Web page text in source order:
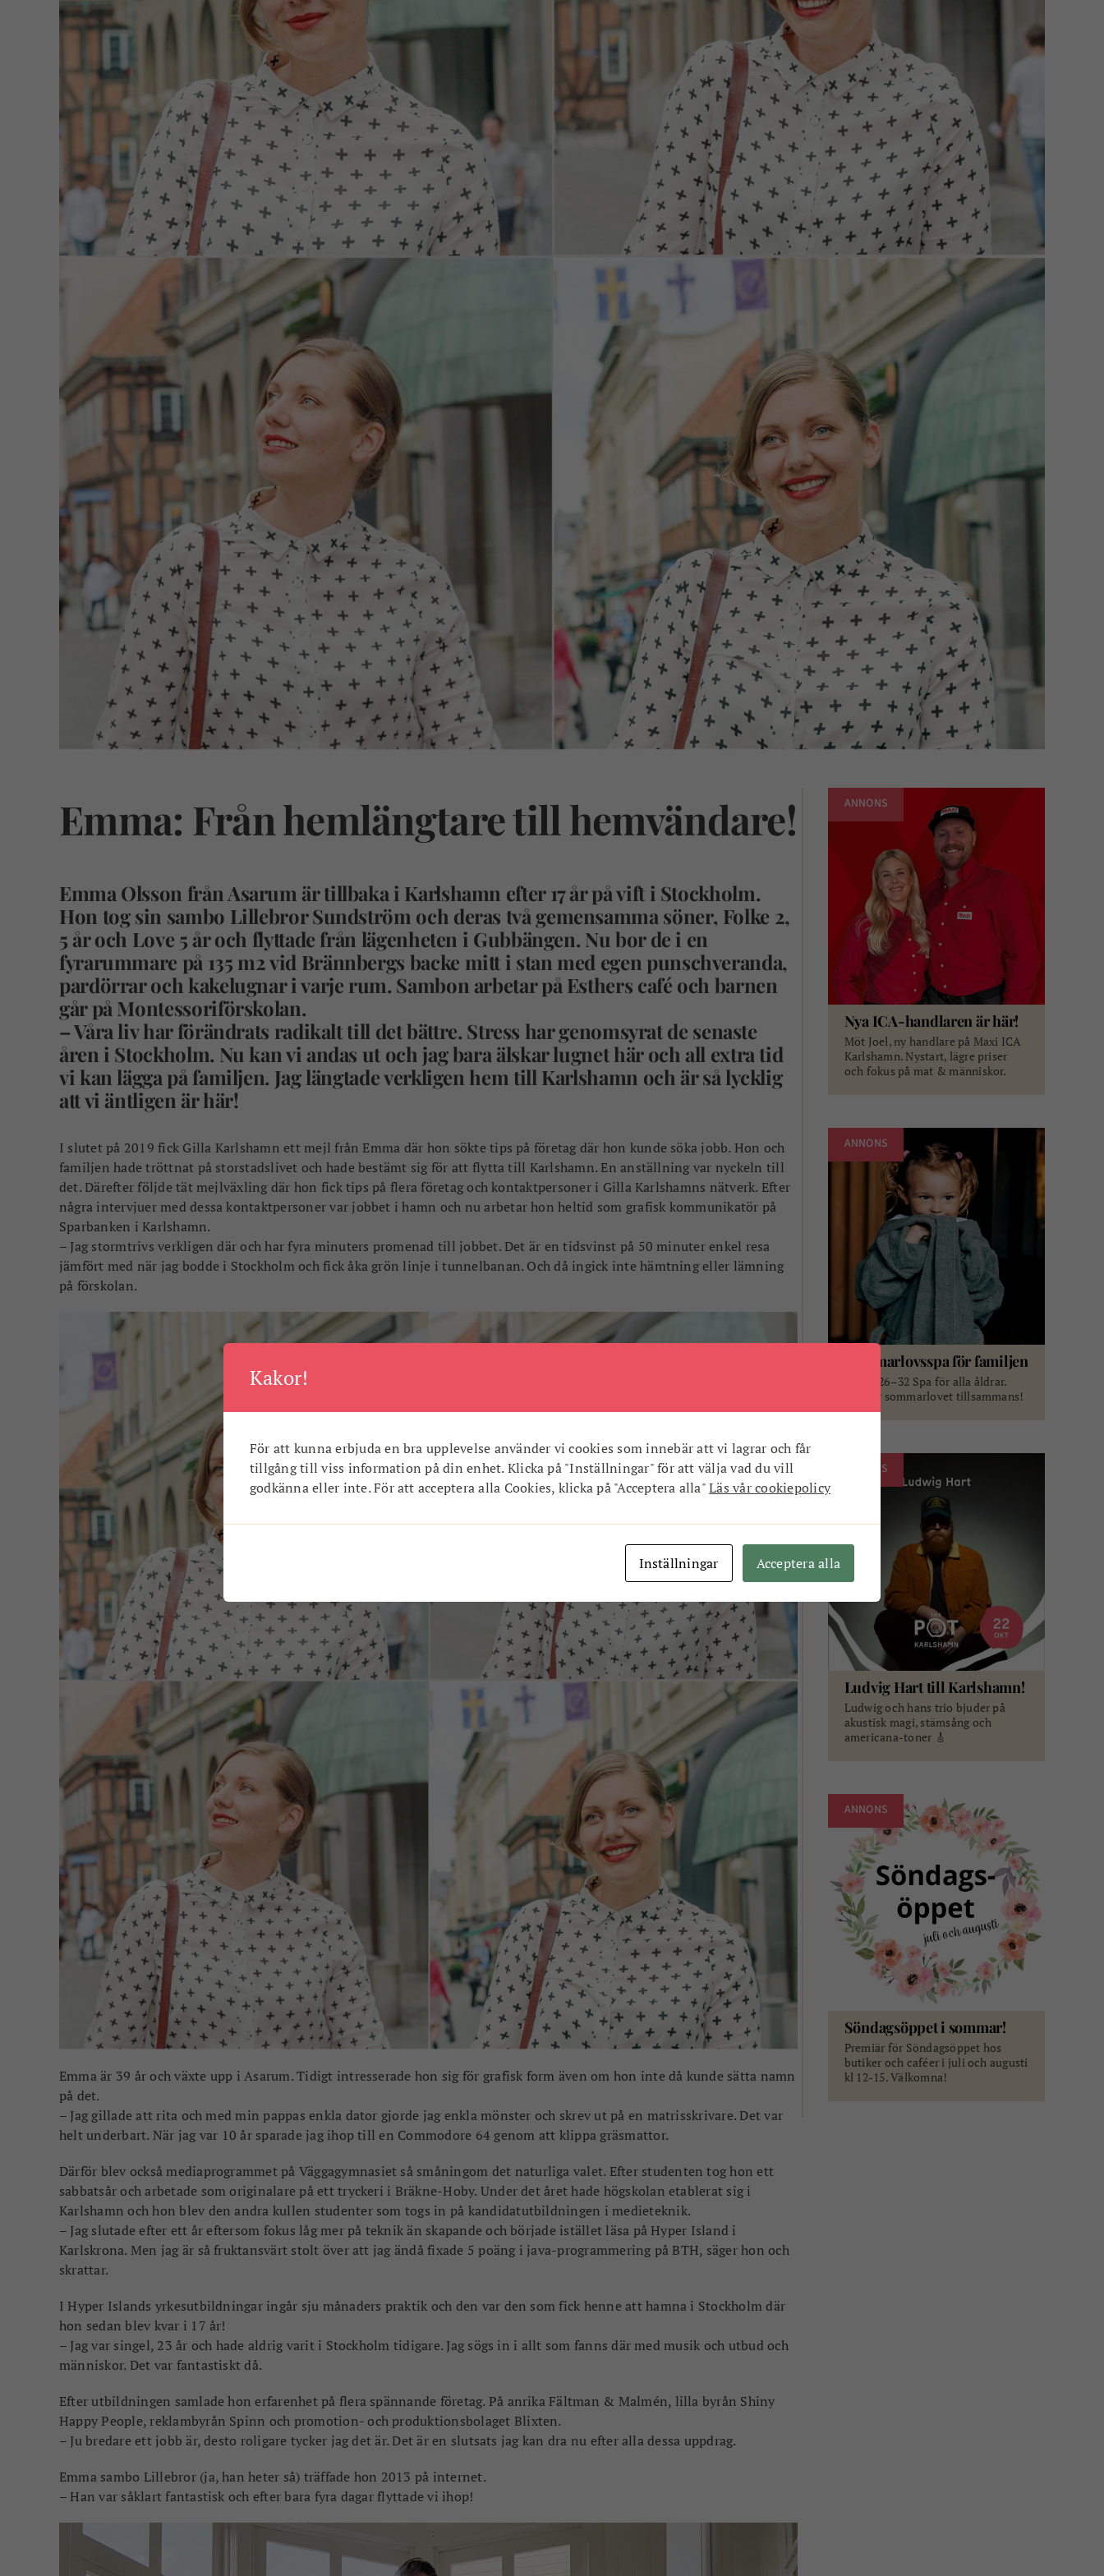
Emma: Från hemlängtare till hemvändare!
Emma Olsson från Asarum är tillbaka i Karlshamn efter 17 år på vift i Stockholm.
Hon tog sin sambo Lillebror Sundström och deras två gemensamma söner, Folke 2,
5 år och Love 5 år och flyttade från lägenheten i Gubbängen. Nu bor de i en
fyrarummare på 135 m2 vid Brännbergs backe mitt i stan med egen punschveranda,
pardörrar och kakelugnar i varje rum. Sambon arbetar på Esthers café och barnen
går på Montessoriförskolan.
– Våra liv har förändrats radikalt till det bättre. Stress har genomsyrat de senaste
åren i Stockholm. Nu kan vi andas ut och jag bara älskar lugnet här och all extra tid
vi kan lägga på familjen. Jag längtade verkligen hem till Karlshamn och är så lycklig
att vi äntligen är här!
I slutet på 2019 fick Gilla Karlshamn ett mejl från Emma där hon sökte tips på företag där hon kunde söka jobb. Hon och
familjen hade tröttnat på storstadslivet och hade bestämt sig för att flytta till Karlshamn. En anställning var nyckeln till
det. Därefter följde tät mejlväxling där hon fick tips på flera företag och kontaktpersoner i Gilla Karlshamns nätverk. Efter
några intervjuer med dessa kontaktpersoner var jobbet i hamn och nu arbetar hon heltid som grafisk kommunikatör på
Sparbanken i Karlshamn.
– Jag stormtrivs verkligen där och har fyra minuters promenad till jobbet. Det är en tidsvinst på 50 minuter enkel resa
jämfört med när jag bodde i Stockholm och fick åka grön linje i tunnelbanan. Och då ingick inte hämtning eller lämning
på förskolan.
Emma är 39 år och växte upp i Asarum. Tidigt intresserade hon sig för grafisk form även om hon inte då kunde sätta namn
på det.
– Jag gillade att rita och med min pappas enkla dator gjorde jag enkla mönster och skrev ut på en matrisskrivare. Det var
helt underbart. När jag var 10 år sparade jag ihop till en Commodore 64 genom att klippa gräsmattor.
Därför blev också mediaprogrammet på Väggagymnasiet så småningom det naturliga valet. Efter studenten tog hon ett
sabbatsår och arbetade som originalare på ett tryckeri i Bräkne-Hoby. Under det året hade högskolan etablerat sig i
Karlshamn och hon blev den andra kullen studenter som togs in på kandidatutbildningen i medieteknik.
– Jag slutade efter ett år eftersom fokus låg mer på teknik än skapande och började istället läsa på Hyper Island i
Karlskrona. Men jag är så fruktansvärt stolt över att jag ändå fixade 5 poäng i java-programmering på BTH, säger hon och
skrattar.
I Hyper Islands yrkesutbildningar ingår sju månaders praktik och den var den som fick henne att hamna i Stockholm där
hon sedan blev kvar i 17 år!
– Jag var singel, 23 år och hade aldrig varit i Stockholm tidigare. Jag sögs in i allt som fanns där med musik och utbud och
människor. Det var fantastiskt då.
Efter utbildningen samlade hon erfarenhet på flera spännande företag. På anrika Fältman & Malmén, lilla byrån Shiny
Happy People, reklambyrån Spinn och promotion- och produktionsbolaget Blixten.
– Ju bredare ett jobb är, desto roligare tycker jag det är. Det är en slutsats jag kan dra nu efter alla dessa uppdrag.
Emma sambo Lillebror (ja, han heter så) träffade hon 2013 på internet.
– Han var såklart fantastisk och efter bara fyra dagar flyttade vi ihop!
ANNONS
Nya ICA-handlaren är här!
Möt Joel, ny handlare på Maxi ICA
Karlshamn. Nystart, lägre priser
och fokus på mat & människor.
ANNONS
Sommarlovsspa för familjen
Vecka 26–32 Spa för alla åldrar.
Njut av sommarlovet tillsammans!
ANNONS
Ludvig Hart till Karlshamn!
Ludwig och hans trio bjuder på
akustisk magi, stämsång och
americana-toner 🎸
ANNONS
Söndagsöppet i sommar!
Premiär för Söndagsöppet hos
butiker och caféer i juli och augusti
kl 12-15. Välkomna!
Kakor!
För att kunna erbjuda en bra upplevelse använder vi cookies som innebär att vi lagrar och får
tillgång till viss information på din enhet. Klicka på "Inställningar" för att välja vad du vill
godkänna eller inte. För att acceptera alla Cookies, klicka på "Acceptera alla"Läs vår cookiepolicy
Inställningar Acceptera alla